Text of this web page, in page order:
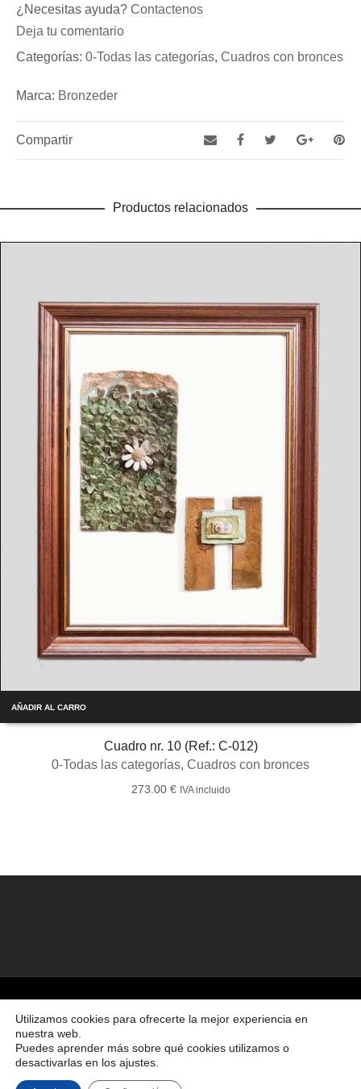
Fundicion de Figuras de bronce y esculturas, así como
de Aldabas y Pomos de bronce para puertas exteriores
Sé el primero en valorar “Cuadro nr. 2 (Ref.: C-004)”
Debes accederpara publicar una reseña.
¿Necesitas ayuda? Contactenos
Deja tu comentario
Categorías: 0-Todas las categorías, Cuadros con bronces
Marca: Bronzeder
Compartir
Productos relacionados
AÑADIR AL CARRO
Cuadro nr. 10 (Ref.: C-012)
0-Todas las categorías, Cuadros con bronces
273.00 € IVA incluido
©2026 Creado porBronzederusandoWordPress. |webs amigas
Utilizamos cookies para ofrecerte la mejor experiencia en
nuestra web.
Puedes aprender más sobre qué cookies utilizamos o
desactivarlas en los ajustes.